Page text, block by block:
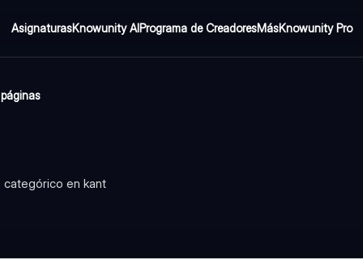
AsignaturasKnowunity AIPrograma de CreadoresMásKnowunity Pro
categórico en kant